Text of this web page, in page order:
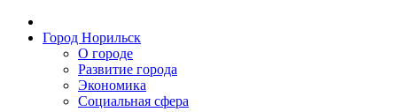
Город Норильск
О городе
Развитие города
Экономика
Социальная сфера